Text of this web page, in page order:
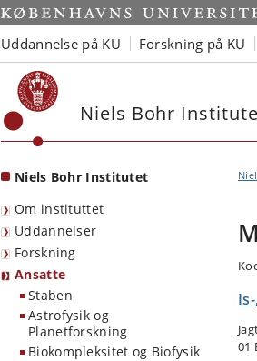
Start
Uddannelse på KU Forskning på KU
Niels Bohr
Niels Bohr Institutet
Om instituttet
Uddannelser
Forskning
Ansatte
Staben
Astrofysik og
Planetforskning
Biokompleksitet og Biofysik
01